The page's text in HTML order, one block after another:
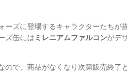
ーズに登場するキャラクターたちが
ズ缶には ミレニアムファルコンがデ
ので、商品がなくなり次第販売終了